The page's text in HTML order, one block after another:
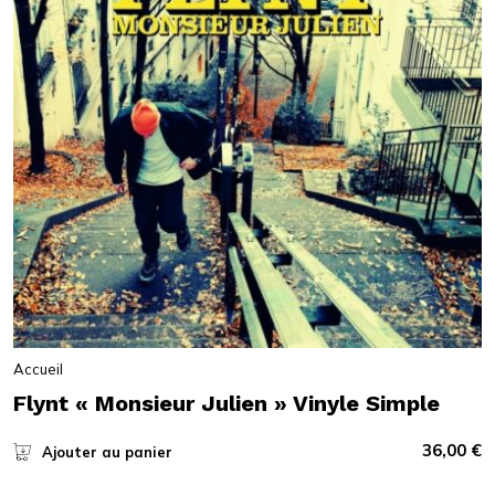
Accueil
Flynt « Monsieur Julien » Vinyle Simple
Ajouter au panier 36,00 €